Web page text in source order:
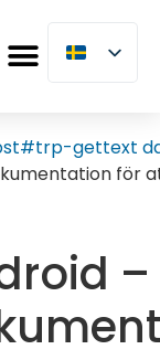
gettext
för
–